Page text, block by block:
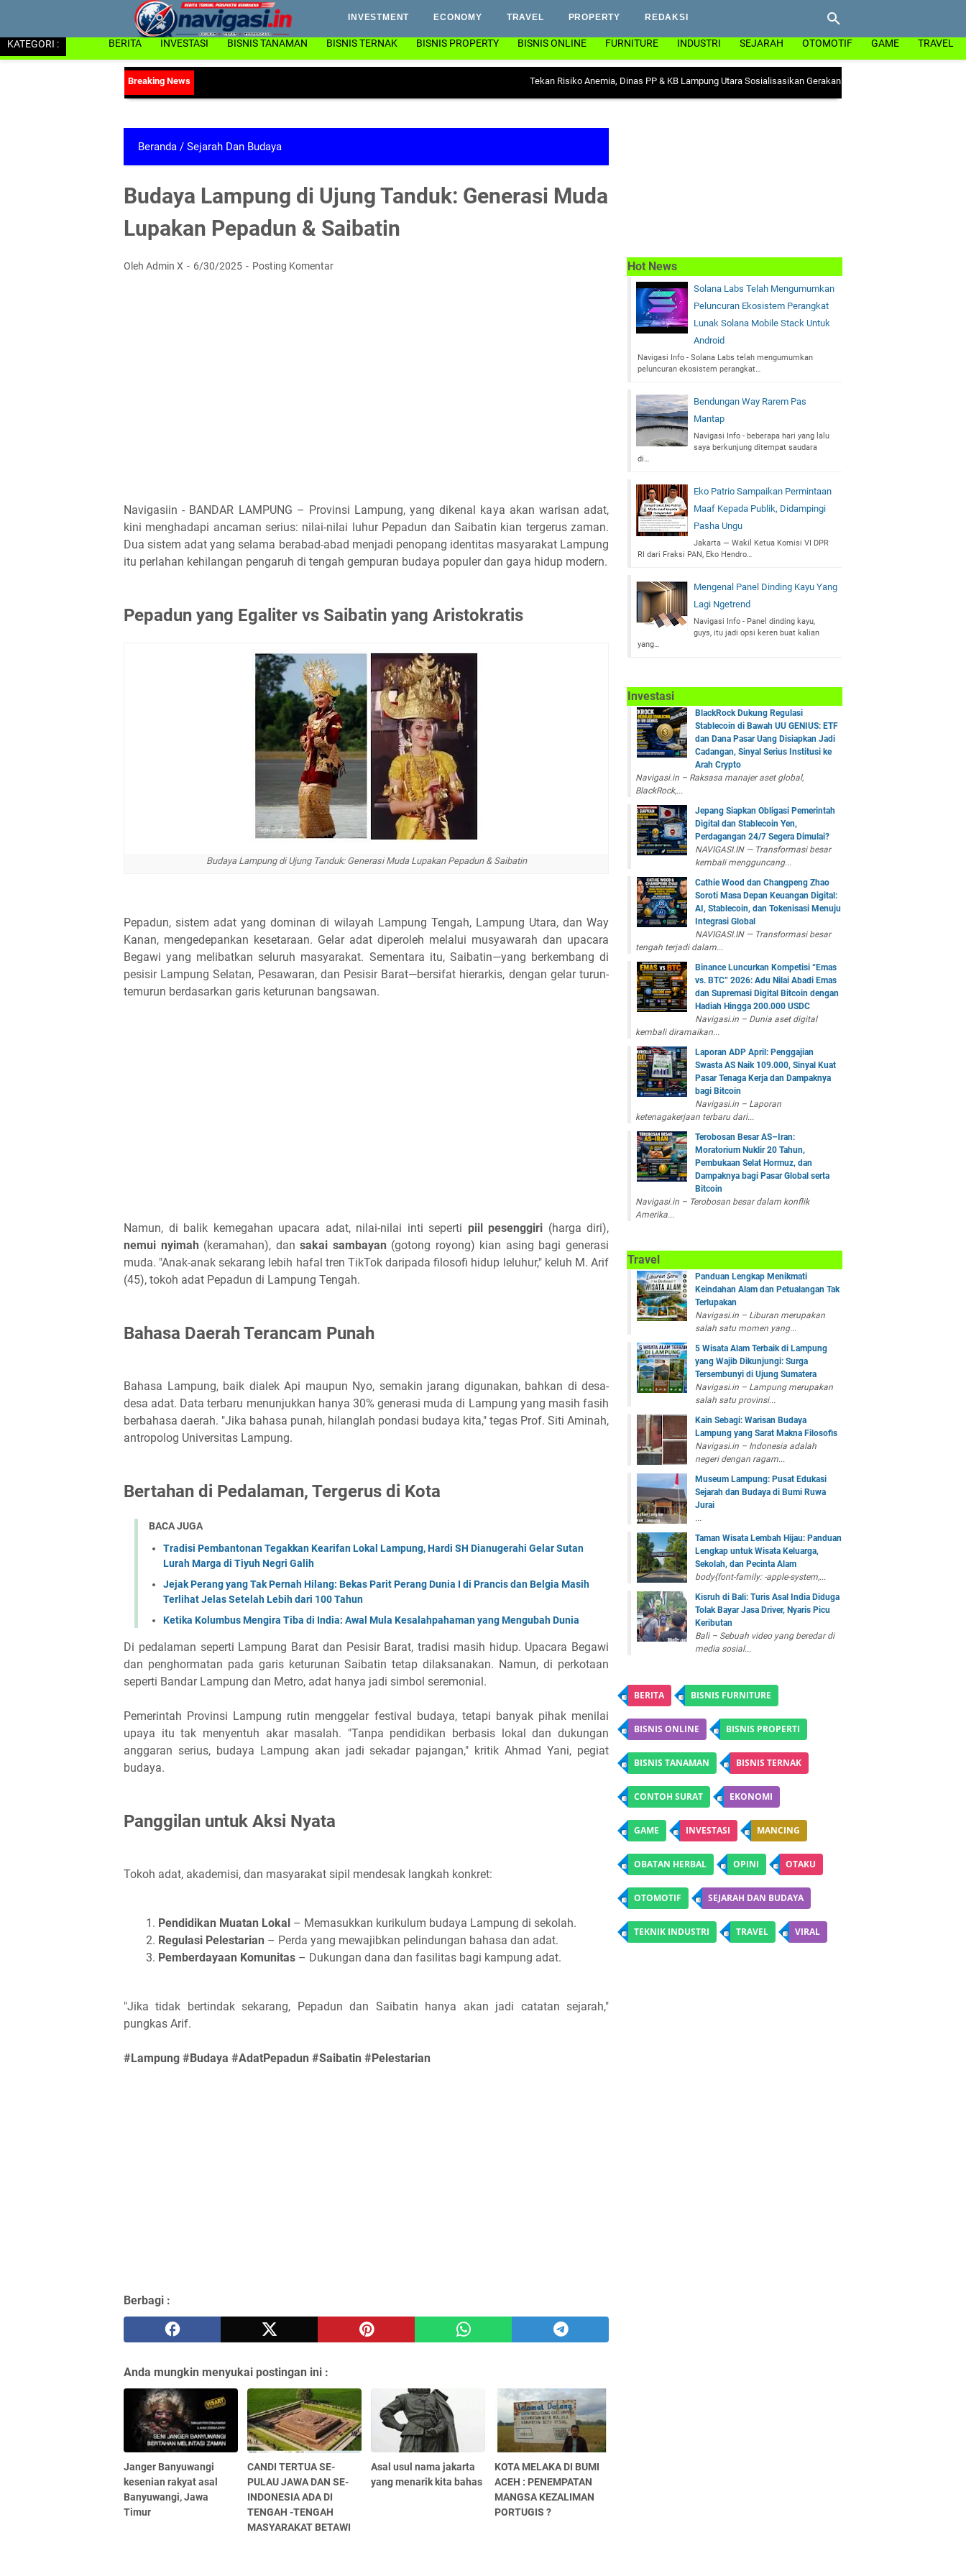
INVESTMENT ECONOMY TRAVEL PROPERTY REDAKSI
KATEGORI : BERITA INVESTASI BISNIS TANAMAN BISNIS TERNAK BISNIS PROPERTY BISNIS ONLINE FURNITURE INDUSTRI SEJARAH OTOMOTIF GAME TRAVEL
Tekan Risiko Anemia, Dinas PP & KB Lampung Utara Sosialisasikan Gerakan "Ayo Minum Tablet Tambah Darah" di
Beranda / Sejarah Dan Budaya
Budaya Lampung di Ujung Tanduk: Generasi Muda
Lupakan Pepadun & Saibatin
Oleh Admin X 6/30/2025 Posting Komentar
Navigasiin - BANDAR LAMPUNG – Provinsi Lampung, yang dikenal kaya akan warisan adat,
kini menghadapi ancaman serius: nilai-nilai luhur Pepadun dan Saibatin kian tergerus zaman.
Dua sistem adat yang selama berabad-abad menjadi penopang identitas masyarakat Lampung
itu perlahan kehilangan pengaruh di tengah gempuran budaya populer dan gaya hidup modern.
Pepadun yang Egaliter vs Saibatin yang Aristokratis
Budaya Lampung di Ujung Tanduk: Generasi Muda Lupakan Pepadun & Saibatin
Pepadun, sistem adat yang dominan di wilayah Lampung Tengah, Lampung Utara, dan Way
Kanan, mengedepankan kesetaraan. Gelar adat diperoleh melalui musyawarah dan upacara
Begawi yang melibatkan seluruh masyarakat. Sementara itu, Saibatin—yang berkembang di
pesisir Lampung Selatan, Pesawaran, dan Pesisir Barat—bersifat hierarkis, dengan gelar turun-
temurun berdasarkan garis keturunan bangsawan.
Namun, di balik kemegahan upacara adat, nilai-nilai inti seperti piil pesenggiri (harga diri),
nemui nyimah (keramahan), dansakai sambayan (gotong royong) kian asing bagi generasi
muda. "Anak-anak sekarang lebih hafal tren TikTok daripada filosofi hidup leluhur," keluh M. Arif
(45), tokoh adat Pepadun di Lampung Tengah.
Bahasa Daerah Terancam Punah
Bahasa Lampung, baik dialek Api maupun Nyo, semakin jarang digunakan, bahkan di desa-
desa adat. Data terbaru menunjukkan hanya 30% generasi muda di Lampung yang masih fasih
berbahasa daerah. "Jika bahasa punah, hilanglah pondasi budaya kita," tegas Prof. Siti Aminah,
antropolog Universitas Lampung.
Bertahan di Pedalaman, Tergerus di Kota
BACA JUGA
Tradisi Pembantonan Tegakkan Kearifan Lokal Lampung, Hardi SH Dianugerahi Gelar Sutan
Lurah Marga di Tiyuh Negri Galih
Jejak Perang yang Tak Pernah Hilang: Bekas Parit Perang Dunia I di Prancis dan Belgia Masih
Terlihat Jelas Setelah Lebih dari 100 Tahun
Ketika Kolumbus Mengira Tiba di India: Awal Mula Kesalahpahaman yang Mengubah Dunia
Di pedalaman seperti Lampung Barat dan Pesisir Barat, tradisi masih hidup. Upacara Begawi
dan penghormatan pada garis keturunan Saibatin tetap dilaksanakan. Namun, di perkotaan
seperti Bandar Lampung dan Metro, adat hanya jadi simbol seremonial.
Pemerintah Provinsi Lampung rutin menggelar festival budaya, tetapi banyak pihak menilai
upaya itu tak menyentuh akar masalah. "Tanpa pendidikan berbasis lokal dan dukungan
anggaran serius, budaya Lampung akan jadi sekadar pajangan," kritik Ahmad Yani, pegiat
budaya.
Panggilan untuk Aksi Nyata
Tokoh adat, akademisi, dan masyarakat sipil mendesak langkah konkret:
Pendidikan Muatan Lokal – Memasukkan kurikulum budaya Lampung di sekolah.
Regulasi Pelestarian – Perda yang mewajibkan pelindungan bahasa dan adat.
Pemberdayaan Komunitas – Dukungan dana dan fasilitas bagi kampung adat.
"Jika tidak bertindak sekarang, Pepadun dan Saibatin hanya akan jadi catatan sejarah,"
pungkas Arif.
#Lampung #Budaya #AdatPepadun #Saibatin #Pelestarian
Berbagi :
Anda mungkin menyukai postingan ini :
Janger Banyuwangi
kesenian rakyat asal
Banyuwangi, Jawa
Timur
CANDI TERTUA SE-
PULAU JAWA DAN SE-
INDONESIA ADA DI
TENGAH -TENGAH
MASYARAKAT BETAWI
Asal usul nama jakarta
yang menarik kita bahas
KOTA MELAKA DI BUMI
ACEH : PENEMPATAN
MANGSA KEZALIMAN
PORTUGIS ?
Hot News
Solana Labs Telah Mengumumkan
Peluncuran Ekosistem Perangkat
Lunak Solana Mobile Stack Untuk
Android
Navigasi Info - Solana Labs telah mengumumkan
peluncuran ekosistem perangkat…
Bendungan Way Rarem Pas
Mantap
Navigasi Info - beberapa hari yang lalu
saya berkunjung ditempat saudara
di…
Eko Patrio Sampaikan Permintaan
Maaf Kepada Publik, Didampingi
Pasha Ungu
Jakarta — Wakil Ketua Komisi VI DPR
RI dari Fraksi PAN, Eko Hendro…
Mengenal Panel Dinding Kayu Yang
Lagi Ngetrend
Navigasi Info - Panel dinding kayu,
guys, itu jadi opsi keren buat kalian
yang…
Investasi
BlackRock Dukung Regulasi
Stablecoin di Bawah UU GENIUS: ETF
dan Dana Pasar Uang Disiapkan Jadi
Cadangan, Sinyal Serius Institusi ke
Arah Crypto
Navigasi.in – Raksasa manajer aset global,
BlackRock,...
Jepang Siapkan Obligasi Pemerintah
Digital dan Stablecoin Yen,
Perdagangan 24/7 Segera Dimulai?
NAVIGASI.IN — Transformasi besar
kembali mengguncang...
Cathie Wood dan Changpeng Zhao
Soroti Masa Depan Keuangan Digital:
AI, Stablecoin, dan Tokenisasi Menuju
Integrasi Global
NAVIGASI.IN — Transformasi besar
tengah terjadi dalam...
Binance Luncurkan Kompetisi “Emas
vs. BTC” 2026: Adu Nilai Abadi Emas
dan Supremasi Digital Bitcoin dengan
Hadiah Hingga 200.000 USDC
Navigasi.in – Dunia aset digital
kembali diramaikan...
Laporan ADP April: Penggajian
Swasta AS Naik 109.000, Sinyal Kuat
Pasar Tenaga Kerja dan Dampaknya
bagi Bitcoin
Navigasi.in – Laporan
ketenagakerjaan terbaru dari...
Terobosan Besar AS–Iran:
Moratorium Nuklir 20 Tahun,
Pembukaan Selat Hormuz, dan
Dampaknya bagi Pasar Global serta
Bitcoin
Navigasi.in – Terobosan besar dalam konflik
Amerika...
Travel
Panduan Lengkap Menikmati
Keindahan Alam dan Petualangan Tak
Terlupakan
Navigasi.in – Liburan merupakan
salah satu momen yang...
5 Wisata Alam Terbaik di Lampung
yang Wajib Dikunjungi: Surga
Tersembunyi di Ujung Sumatera
Navigasi.in – Lampung merupakan
salah satu provinsi...
Kain Sebagi: Warisan Budaya
Lampung yang Sarat Makna Filosofis
Navigasi.in – Indonesia adalah
negeri dengan ragam...
Museum Lampung: Pusat Edukasi
Sejarah dan Budaya di Bumi Ruwa
Jurai
...
Taman Wisata Lembah Hijau: Panduan
Lengkap untuk Wisata Keluarga,
Sekolah, dan Pecinta Alam
body{font-family: -apple-system,...
Kisruh di Bali: Turis Asal India Diduga
Tolak Bayar Jasa Driver, Nyaris Picu
Keributan
Bali – Sebuah video yang beredar di
media sosial...
BERITA BISNIS FURNITURE
BISNIS ONLINE BISNIS PROPERTI
BISNIS TANAMAN BISNIS TERNAK
CONTOH SURAT EKONOMI
GAME INVESTASI MANCING
OBATAN HERBAL OPINI OTAKU
OTOMOTIF SEJARAH DAN BUDAYA
TEKNIK INDUSTRI TRAVEL VIRAL